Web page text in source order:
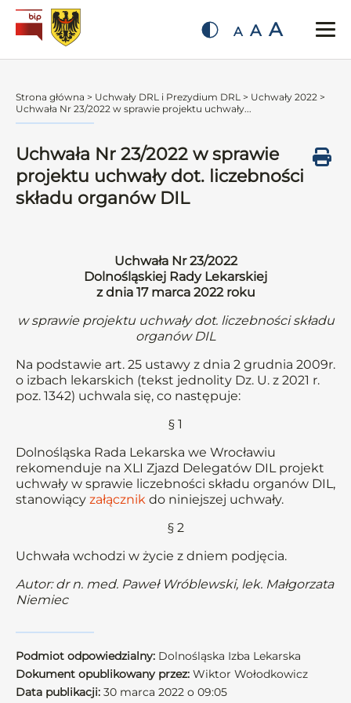
A A A
Strona główna > Uchwały DRL i Prezydium DRL > Uchwały 2022 >
Uchwała Nr 23/2022 w sprawie projektu uchwały...
Uchwała Nr 23/2022 w sprawie
projektu uchwały dot. liczebności
składu organów DIL
Uchwała Nr 23/2022
Dolnośląskiej Rady Lekarskiej
z dnia 17 marca 2022 roku
w sprawie projektu uchwały dot. liczebności składu
organów DIL
Na podstawie art. 25 ustawy z dnia 2 grudnia 2009r.
o izbach lekarskich (tekst jednolity Dz. U. z 2021 r.
poz. 1342) uchwala się, co następuje:
§ 1
Dolnośląska Rada Lekarska we Wrocławiu
rekomenduje na XLI Zjazd Delegatów DIL projekt
uchwały w sprawie liczebności składu organów DIL,
stanowiący załącznik do niniejszej uchwały.
§ 2
Uchwała wchodzi w życie z dniem podjęcia.
Autor: dr n. med. Paweł Wróblewski, lek. Małgorzata
Niemiec
Podmiot odpowiedzialny: Dolnośląska Izba Lekarska
Dokument opublikowany przez: Wiktor Wołodkowicz
Data publikacji: 30 marca 2022 o 09:05